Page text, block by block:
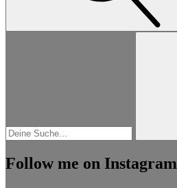
Follow me on Instagram